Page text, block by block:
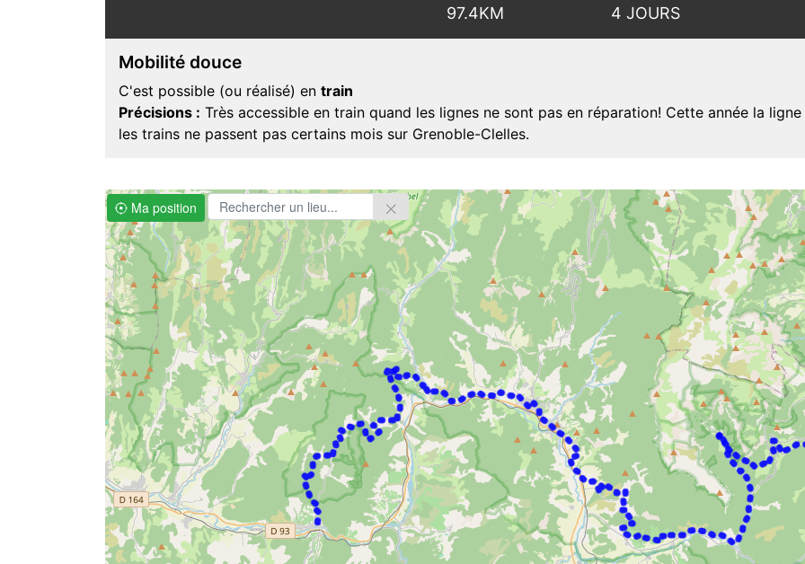
97.4KM 4 JOURS
Mobilité douce
C'est possible (ou réalisé) en train
Précisions : Très accessible en train quand les lignes ne sont pas en réparation! Cette année la
les trains ne passent pas certains mois sur Grenoble-Clelles.
Ma position